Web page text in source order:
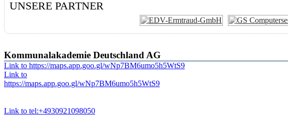
UNSERE PARTNER
Kommunalakademie Deutschland AG
Link to https://maps.app.goo.gl/wNp7BM6umo5h5WtS9
Link to
https://maps.app.goo.gl/wNp7BM6umo5h5WtS9
Link to tel:+4930921098050